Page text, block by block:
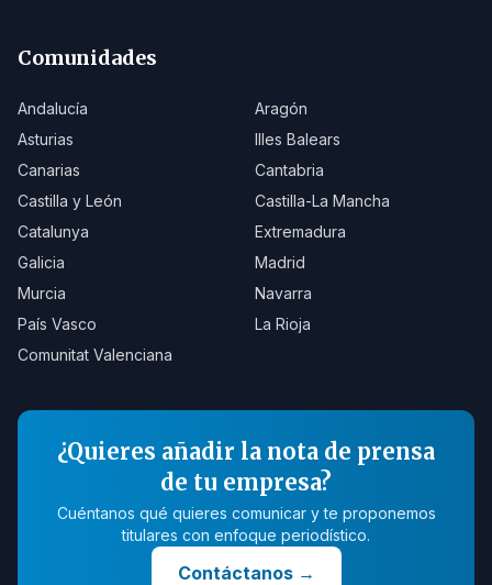
Comunidades
Andalucía
Aragón
Asturias
Illes Balears
Canarias
Cantabria
Castilla y León
Castilla-La Mancha
Catalunya
Extremadura
Galicia
Madrid
Murcia
Navarra
País Vasco
La Rioja
Comunitat Valenciana
¿Quieres añadir la nota de prensa
de tu empresa?
Cuéntanos qué quieres comunicar y te proponemos
titulares con enfoque periodístico.
Contáctanos→